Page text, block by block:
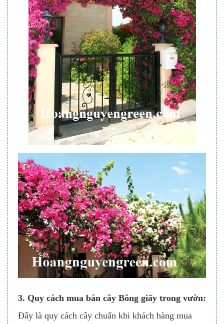
3. Quy cách mua bán cây Bông giấy trong vườn:
Đây là quy cách cây chuẩn khi khách hàng mua